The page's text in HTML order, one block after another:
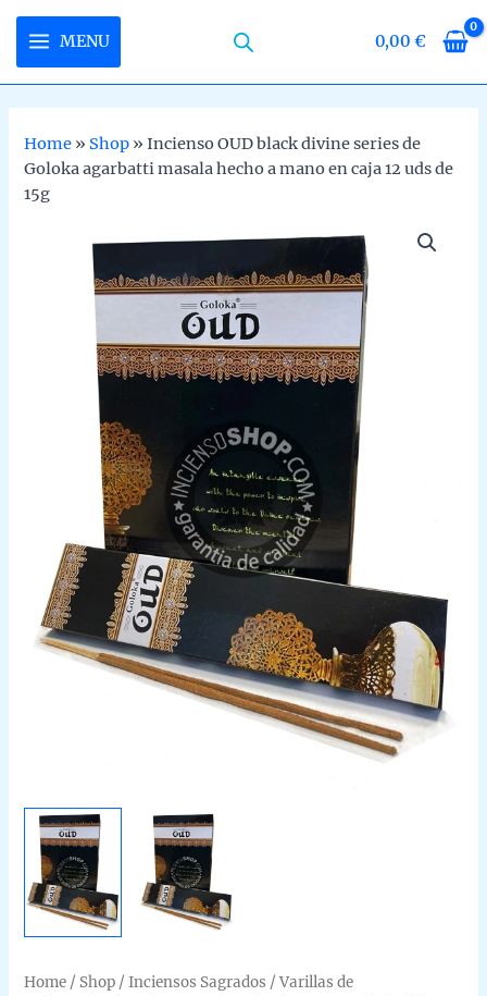
content
MENU 0,00€
Home » Shop »Incienso OUD black divine series de
Goloka agarbatti masala hecho a mano en caja 12 uds de
15g
Home / Shop /Inciensos Sagrados /Varillas de